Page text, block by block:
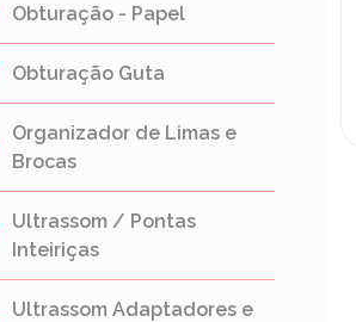
Obturação - Papel
Obturação Guta
Organizador de Limas e
Brocas
Ultrassom / Pontas
Inteiriças
Ultrassom Adaptadores e